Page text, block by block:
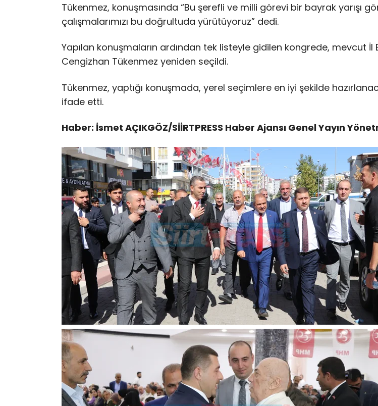
Tükenmez, konuşmasında “Bu şerefli ve milli görevi bir bayrak yarışı
çalışmalarımızı bu doğrultuda yürütüyoruz” dedi.
Yapılan konuşmaların ardından tek listeyle gidilen kongrede, mevcut İl
Cengizhan Tükenmez yeniden seçildi.
Tükenmez, yaptığı konuşmada, yerel seçimlere en iyi şekilde
ifade etti.
Haber: İsmet AÇIKGÖZ/SİİRTPRESS Haber Ajansı Genel Yayın